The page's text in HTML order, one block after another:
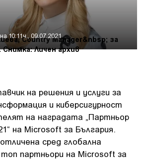
10:11ч., 09.07.2021
Country Manager&nbsp; за
Личен архив
на решения и услуги за
и киберсигурност
на наградата „Партньор
на Microsoft за България.
сред глобална
партньори на Microsoft за